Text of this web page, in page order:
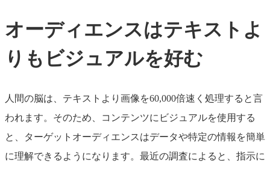
オーディエンスはテキストよ
りもビジュアルを好む
人間の脳は、テキストより画像を60,000倍速く処理すると言
われます。そのため、コンテンツにビジュアルを使用する
と、ターゲットオーディエンスはデータや特定の情報を簡単
に理解できるようになります。最近の調査によると、指示に